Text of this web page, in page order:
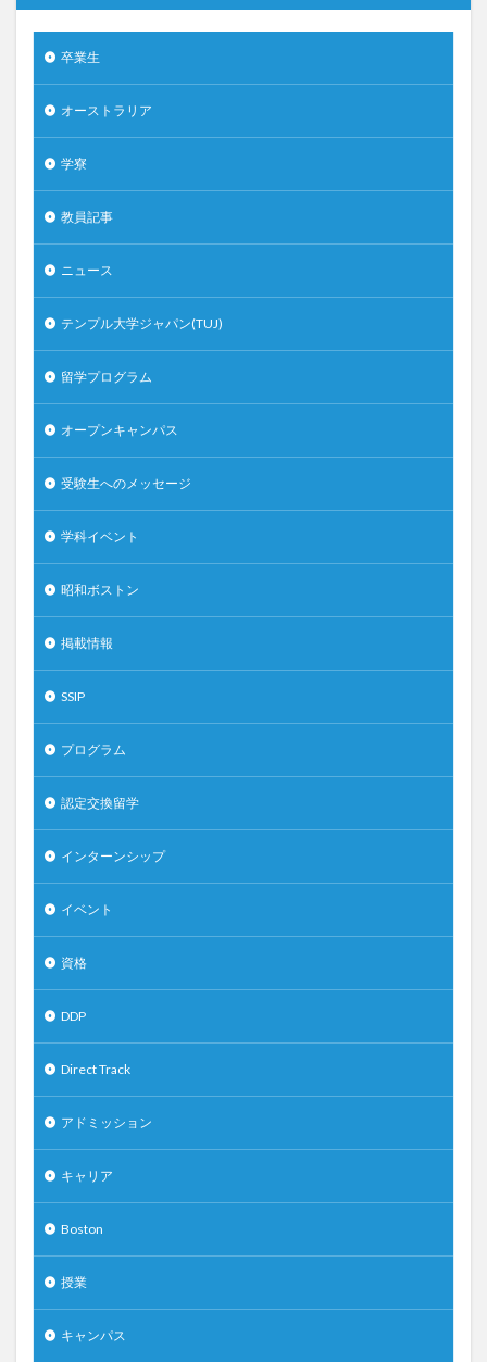
卒業生
オーストラリア
学寮
教員記事
ニュース
テンプル大学ジャパン(TUJ)
留学プログラム
オープンキャンパス
受験生へのメッセージ
学科イベント
昭和ボストン
掲載情報
SSIP
プログラム
認定交換留学
インターンシップ
イベント
資格
DDP
Direct Track
アドミッション
キャリア
Boston
授業
キャンパス